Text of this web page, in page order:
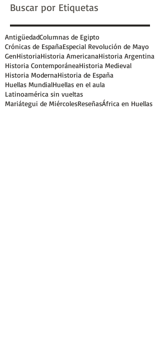
Buscar por Etiquetas
AntigüedadColumnas de Egipto
Crónicas de EspañaEspecial Revolución de Mayo
GenHistoriaHistoria AmericanaHistoria Argentina
Historia ContemporáneaHistoria Medieval
Historia ModernaHistoria de España
Huellas MundialHuellas en el aula
Latinoamérica sin vueltas
Mariátegui de MiércolesReseñasÁfrica en Huellas